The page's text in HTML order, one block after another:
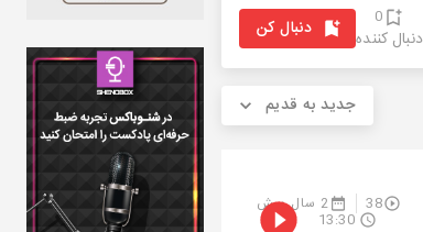
0
دنبال کننده دنبال کن
جدید به قدیم
38 2 سال پیش
13:30